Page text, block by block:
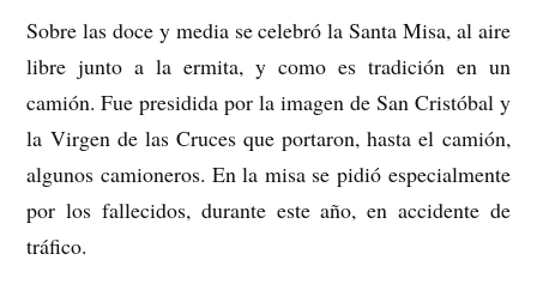
Sobre las doce y media se celebró la Santa Misa, al aire
libre junto a la ermita, y como es tradición en un
camión. Fue presidida por la imagen de San Cristóbal y
la Virgen de las Cruces que portaron, hasta el camión,
algunos camioneros. En la misa se pidió especialmente
por los fallecidos, durante este año, en accidente de
tráfico.